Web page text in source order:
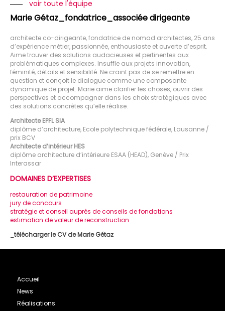
voir toute l'équipe
Marie Gétaz_fondatrice_associée dirigeante
architecte co-dirigeante, fondatrice de nomad architectes, 25 ans
d’expérience métier, passionnée, enthousiaste et ouverte d’esprit.
Aime trouver des solutions audacieuses et pertinentes aux
problématiques complexes. Insuffle aux projets innovation,
féminité, détails et sensibilité. Ne craint pas de se remettre en
question et conçoit le dialogue comme une composante
dynamique de projet. Marie aime clarifier les choses, ouvrir des
perspectives et accompagner dans les choix stratégiques avec
des solutions concrètes qu’elle réalise.
Architecte EPFL SIA
diplôme d’architecture, Ecole polytechnique fédérale, Lausanne /
prix BCV
Architecte d’intérieur HES
diplôme architecture d’intérieure ESAA (HEAD), Genève / Prix
Interassar
DOMAINES D’EXPERTISES
restauration de patrimoine
jury de concours
stratégie et conseil auprès de conseils de fondations
estimation de valeur de reconstruction
_télécharger le CV de Marie Gétaz
Accueil
News
Réalisations